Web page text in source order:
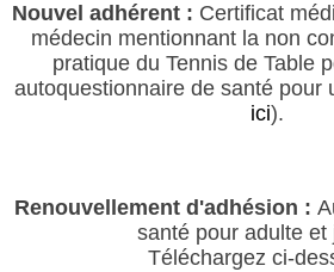
Nouvel adhérent : Certificat
médecin mentionnant la non
pratique du Tennis de Table
autoquestionnaire de santé pour
ici).
Renouvellement d'adhésion :
santé pour adulte et
Téléchargez ci-